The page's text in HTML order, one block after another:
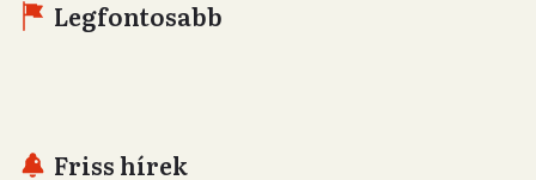
bürokrácia hálóján, türelmetlen, menne,
az ölében.